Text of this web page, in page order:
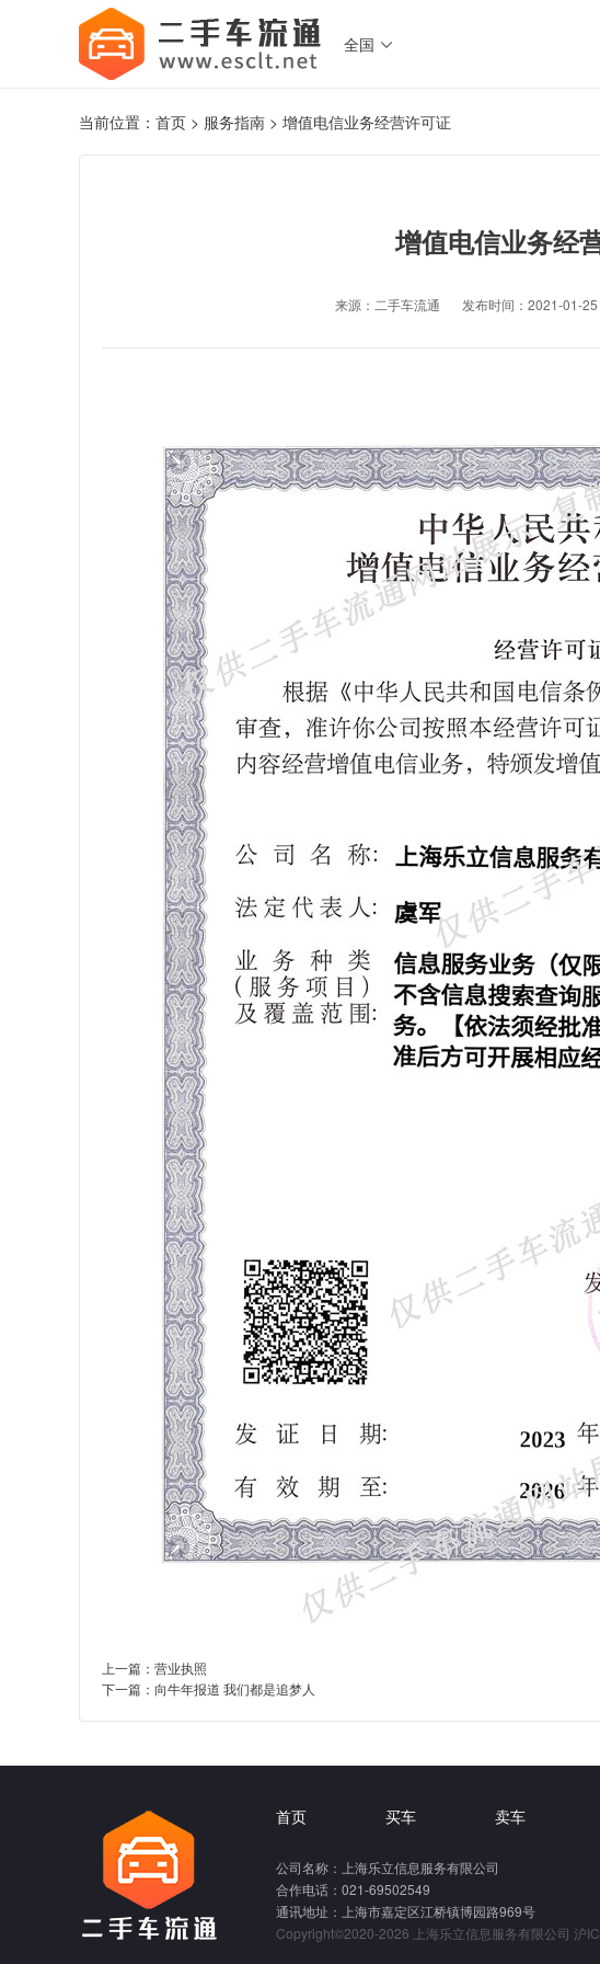
全国 
当前位置： 首页 > 服务指南 > 增值电信业务经营许可证
增值电信业务经
来源：二手车流通 发布时间：2021-01-
上一篇： 营业执照
下一篇： 向牛年报道 我们都是追梦人
首页 买车 卖车
公司名称：上海乐立信息服务有限公司
合作电话：021-69502549
通讯地址：上海市嘉定区江桥镇博园路969号
Copyright©2020-2026 上海乐立信息服务有限公司 沪